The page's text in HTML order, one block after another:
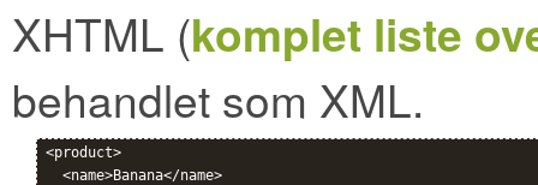
XHTML (komplet liste
behandlet som XML.
<product>
  <name>Banana</name>